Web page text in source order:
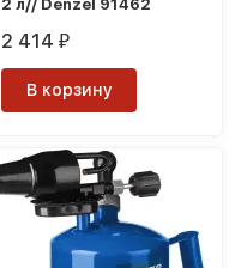
2 л// Denzel 91462
2 414₽
В корзину